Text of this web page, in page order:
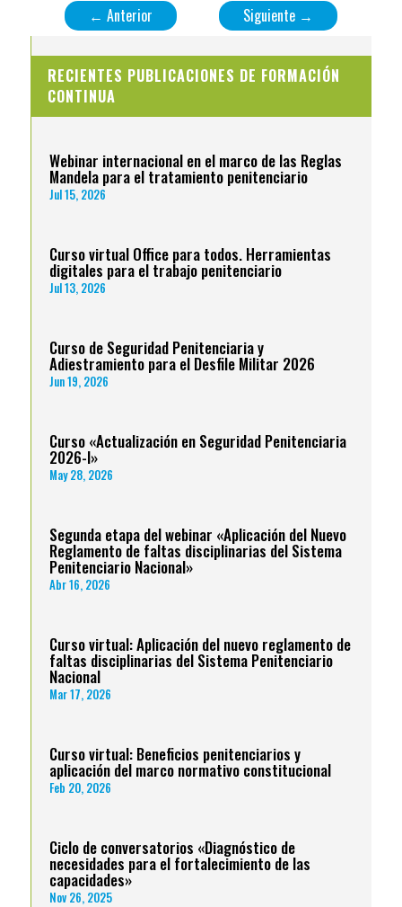
← Anterior Siguiente →
RECIENTES PUBLICACIONES DE FORMACIÓN
CONTINUA
Webinar internacional en el marco de las Reglas
Mandela para el tratamiento penitenciario
Jul 15, 2026
Curso virtual Office para todos. Herramientas
digitales para el trabajo penitenciario
Jul 13, 2026
Curso de Seguridad Penitenciaria y
Adiestramiento para el Desfile Militar 2026
Jun 19, 2026
Curso «Actualización en Seguridad Penitenciaria
2026-I»
May 28, 2026
Segunda etapa del webinar «Aplicación del Nuevo
Reglamento de faltas disciplinarias del Sistema
Penitenciario Nacional»
Abr 16, 2026
Curso virtual: Aplicación del nuevo reglamento de
faltas disciplinarias del Sistema Penitenciario
Nacional
Mar 17, 2026
Curso virtual: Beneficios penitenciarios y
aplicación del marco normativo constitucional
Feb 20, 2026
Ciclo de conversatorios «Diagnóstico de
necesidades para el fortalecimiento de las
capacidades»
Nov 26, 2025